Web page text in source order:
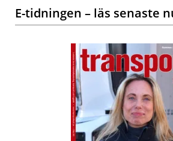
E-tidningen – läs senaste